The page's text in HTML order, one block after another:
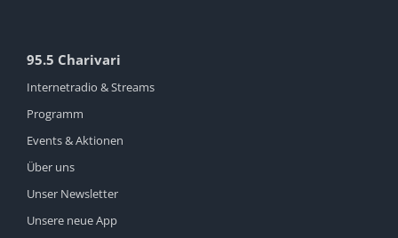
95.5 Charivari
Internetradio & Streams
Programm
Events & Aktionen
Über uns
Unser Newsletter
Unsere neue App